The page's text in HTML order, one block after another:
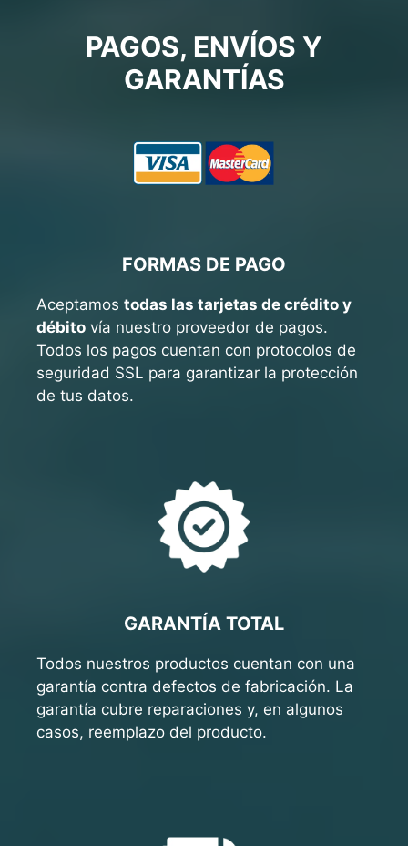
PAGOS, ENVÍOS Y
GARANTÍAS
FORMAS DE PAGO
Aceptamos todas las tarjetas de crédito y
débito vía nuestro proveedor de pagos.
Todos los pagos cuentan con protocolos de
seguridad SSL para garantizar la protección
de tus datos.
GARANTÍA TOTAL
Todos nuestros productos cuentan con una
garantía contra defectos de fabricación. La
garantía cubre reparaciones y, en algunos
casos, reemplazo del producto.